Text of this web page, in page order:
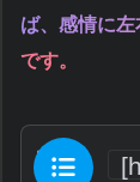
ば、感情に
です。
目次 [